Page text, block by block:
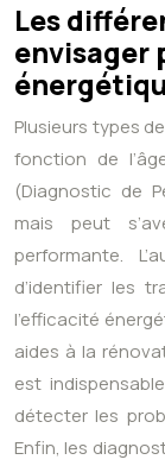
Les
envisager
Plusieurs types
fonction de
(Diagnostic de
mais peut
performante.
d’identifier les
l’efficacité
aides à la
est
détecter les
Enfin, les